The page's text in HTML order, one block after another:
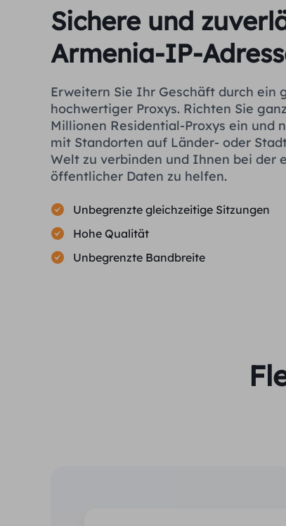
Sichere und
Armenia-IP-
Erweitern Sie Ihr Geschäft durch ein
hochwertiger Proxys. Richten Sie
Millionen Residential-Proxys ein und
mit Standorten auf Länder- oder
Welt zu verbinden und Ihnen bei der
öffentlicher Daten zu helfen.
Unbegrenzte gleichzeitige Sitzungen
Hohe Qualität
Unbegrenzte Bandbreite